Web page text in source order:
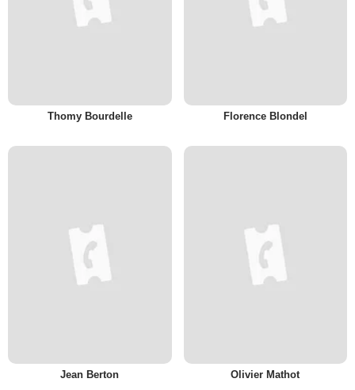
Thomy Bourdelle Florence Blondel
Jean Berton Olivier Mathot